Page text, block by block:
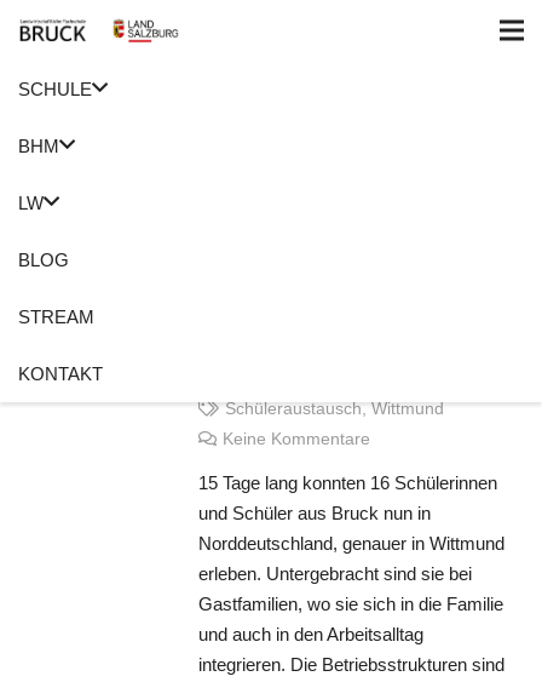
SCHULE
BHM
LW
BLOG
STREAM
KONTAKT
Schüleraustausch,Wittmund
Keine Kommentare
15 Tage lang konnten 16 Schülerinnen
und Schüler aus Bruck nun in
Norddeutschland, genauer in Wittmund
erleben. Untergebracht sind sie bei
Gastfamilien, wo sie sich in die Familie
und auch in den Arbeitsalltag
integrieren. Die Betriebsstrukturen sind